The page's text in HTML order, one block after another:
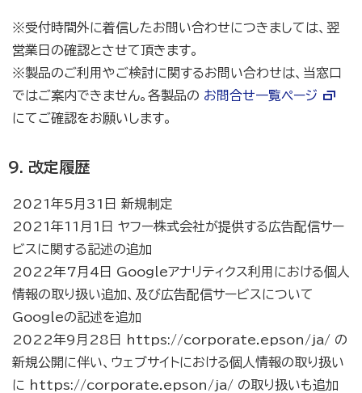
※受付時間外に着信したお問い合わせにつきましては、翌
営業日の確認とさせて頂きます。
※製品のご利用やご検討に関するお問い合わせは、当窓口
ではご案内できません。各製品の お問合せ一覧ページ
にてご確認をお願いします。
改定履歴
2021年5月31日 新規制定
2021年11月1日 ヤフー株式会社が提供する広告配信サー
ビスに関する記述の追加
2022年7月4日 Googleアナリティクス利用における個人
情報の取り扱い追加、及び広告配信サービスについて
Googleの記述を追加
2022年9月28日 https://corporate.epson/ja/ の
新規公開に伴い、ウェブサイトにおける個人情報の取り扱い
に https://corporate.epson/ja/ の取り扱いも追加